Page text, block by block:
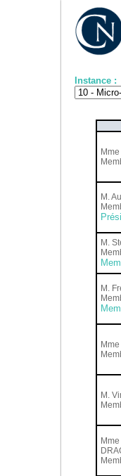
Instance :
M.
M.
M.
M.